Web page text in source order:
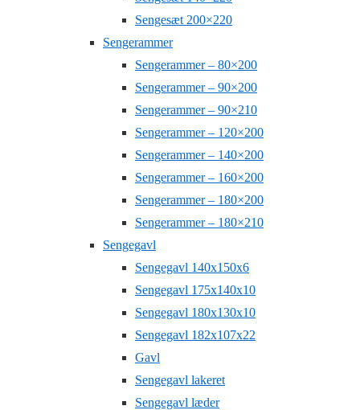
Sengesæt 200×220
Sengerammer
Sengerammer – 80×200
Sengerammer – 90×200
Sengerammer – 90×210
Sengerammer – 120×200
Sengerammer – 140×200
Sengerammer – 160×200
Sengerammer – 180×200
Sengerammer – 180×210
Sengegavl
Sengegavl 140x150x6
Sengegavl 175x140x10
Sengegavl 180x130x10
Sengegavl 182x107x22
Gavl
Sengegavl lakeret
Sengegavl læder